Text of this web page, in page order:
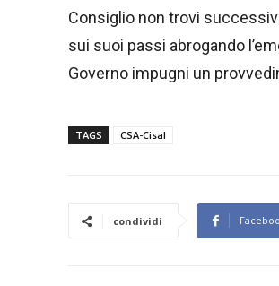
Consiglio non trovi
sui suoi passi abrogando
Governo impugni un
TAGS CSA-Cisal
condividi